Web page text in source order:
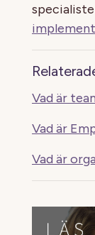
Vad är
Vad är
Vad är